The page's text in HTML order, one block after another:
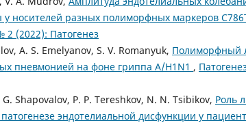
носителей разных полиморфных маркеров
2 (2022): Патогенез
A. S. Emelyanov, S. V. Romanyuk, Полиморфный
пневмонией на фоне гриппа A/H1N1 ,
Shapovalov, P. P. Tereshkov, N. N. Tsibikov, Роль
эндотелиальной дисфункции у